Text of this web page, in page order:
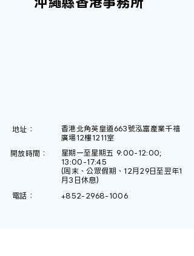
地址： 香港北角英皇道663號泓富產業千禧
廣場12樓1211室
開放時間：
星期一至星期五 9:00-12:00;
13:00-17:45
(周末、公眾假期、12月29日至翌年1
月3日休息)
電話：
+852-2968-1006